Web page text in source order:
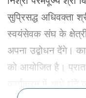
सुप्रिसद्ध अधिवक्ता
स्वयंसेवक संघ के
अपना उद्बोधन देंगे।
को आयोजित है।